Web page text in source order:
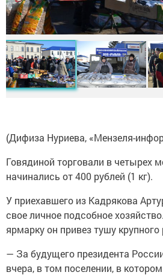
(Дифиза Нуриева, «Мензеля-
Говядиной торговали в четырех
начинались от 400 рублей (1 кг).
У приехавшего из Кадрякова
свое личное подсобное
ярмарку он привез тушу крупного
— За будущего президента
вчера, в том поселении, в